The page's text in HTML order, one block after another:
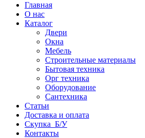
Главная
О нас
Каталог
Двери
Окна
Мебель
Строительные материалы
Бытовая техника
Орг техника
Оборудование
Сантехника
Статьи
Доставка и оплата
Скупка Б/У
Контакты